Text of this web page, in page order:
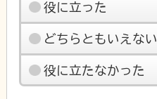
役に立った
どちらともいえない
役に立たなかった